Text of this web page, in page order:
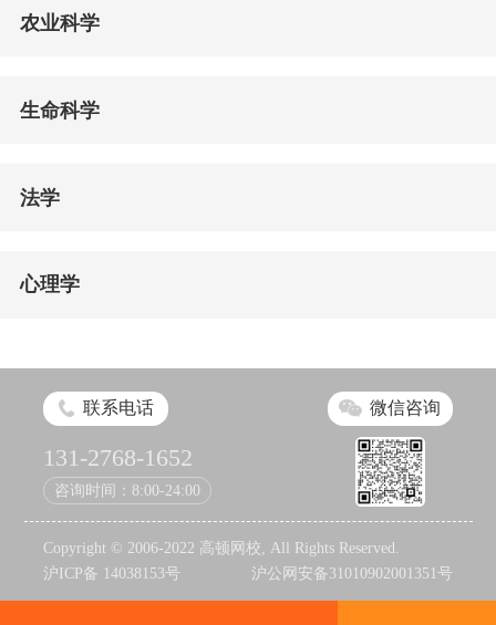
农业科学
生命科学
法学
心理学
联系电话
131-2768-1652
咨询时间：8:00-24:00
微信咨询
Copyright © 2006-2022 高顿网校, All Rights Reserved.
沪ICP备 14038153号
沪公网安备31010902001351号